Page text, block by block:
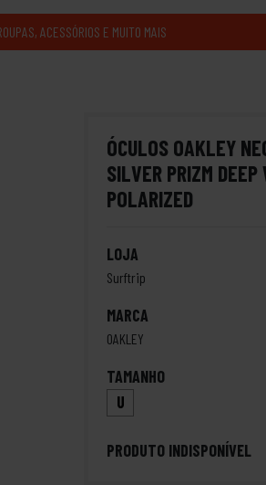
ÓCULOS OAKLEY
SILVER PRIZM DEEP
POLARIZED
LOJA
Surftrip
MARCA
OAKLEY
TAMANHO
U
PRODUTO INDISPONÍVEL